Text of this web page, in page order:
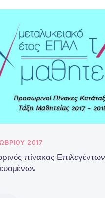
2017
πίνακας Επιλεγέντων